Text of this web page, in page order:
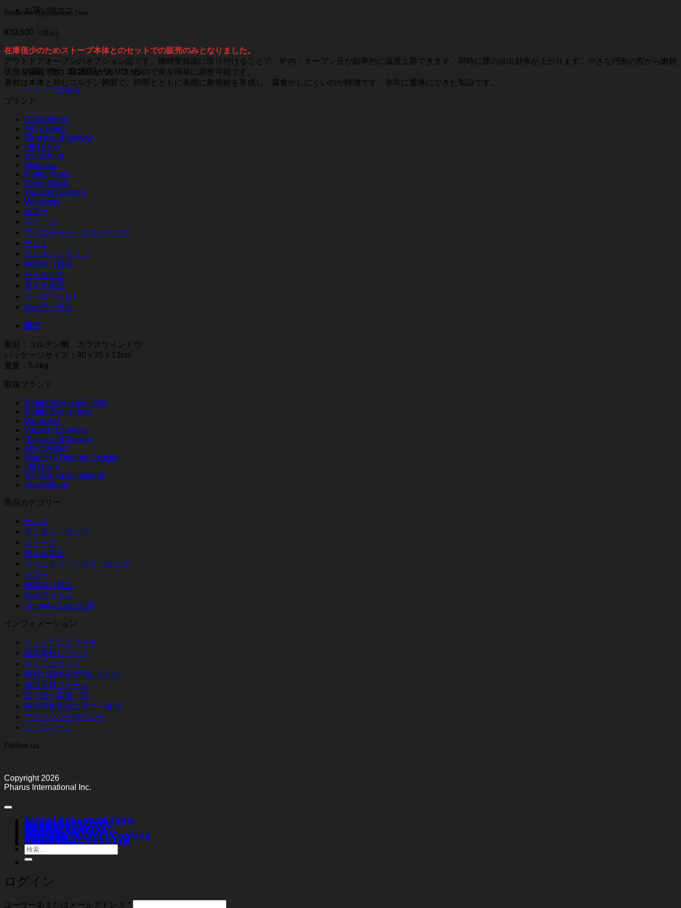
お買い物カゴ
お買い物カゴに商品がありません。
ショップに戻る
Weltevree Outdooroven Door
¥39,600 （税込）
在庫僅少のためストーブ本体とのセットでの販売のみとなりました。
アウトドアオーブンのオプション品です。燃焼室前面に取り付けることで、炉内・オーブン分が効率的に温度上昇できます。同時に煙の排出効率が上がります。小さな円形の窓から燃焼
状態を確認でき、吸気弁がついているので炎を簡単に調整可能です。
素材は本体と同じコルテン鋼製で、時間とともに表面に耐候錆を形成し、腐食がしにくいのが特徴です。非常に重厚にできた製品です。
ブランド
Stabilotherm
Ally canoes
Bergans of Norway
FIBI Style
Karlskrona
Muurikka
Tentipi Tents
Teton Sports
Vapalux Lanterns
Weltevree
カヌー
ストーブ
ファニチャー・スリーピング
テント
ランタン・ランプ
施設向け商品
セール商品
焚き火用品
カテゴリーなし
Newアイテム
説明
素材：コルテン鋼、ガラスウィンドウ
パッケージサイズ：40 x 35 x 13cm
重量：5.4kg
取扱ブランド
Tentipi Adventure Tents
Tentipi Event Tents
Weltevree
Vapalux Lanterns
Bergans of Norway
Ally Canoes
Muurikka Outdoor Cooking
FIBI Style
Karlskrona Lampfabrik
Stabilotherm
商品カテゴリー
テント
ランタン・ランプ
ストーブ
焚き火用品
ファニチャー・スリーピング
カヌー
施設向け商品
Newアイテム
Summer Sale 2026
インフォメーション
ショッピングガイド
販売条件について
マイアカウント
商品に関するお問い合わせ
修理受付フォーム
取り扱い店舗一覧
特定商取引法に基づく表示
プライバシーポリシー
トップページ
Follow us
Copyright 2026
Pharus International Inc.
Tentipi Adventure Tents
Tentipi Event Tents
Weltevree
Vapalux Lanterns
Bergans of Norway
Ally Canoes
Muurikka Outdoor Cooking
FIBI Style
Karlskrona Lampfabrik
Stabilotherm
検
索
対
象:
ログイン
ユーザー名またはメールアドレス *必